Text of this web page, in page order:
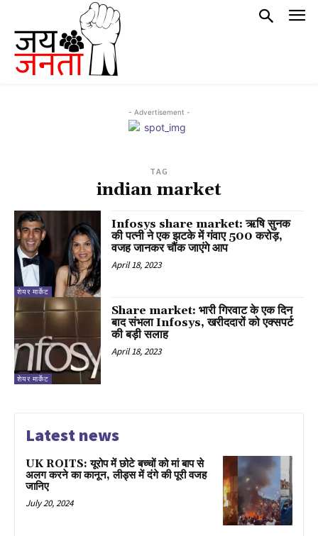
- Advertisement -
TAG
indian market
शेयर मार्केट
Infosys share market: ऋषि सुनक
की पत्नी ने एक झटके में गंवाए 500 करोड़,
वजह जानकर चौंक जाएंगे आप
April 18, 2023
शेयर मार्केट
Share market: भारी गिरवाट के एक दिन
बाद संभला Infosys, खरीददारों को एक्सपर्ट
की बड़ी सलाह
April 18, 2023
Latest news
UK ROITS: यूरोप में छोटे बच्चों को मां बाप से
अलग करने का कानून, लीड्स में दंगे की पूरी वजह
जानिए
July 20, 2024